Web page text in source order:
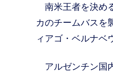
南米王者を決め
カのチームバスを
ィアゴ・ベルナベ
アルゼンチン国